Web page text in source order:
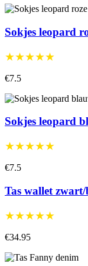
Sokjes leopard
★★★★★
€7.5
Sokjes leopard
★★★★★
€7.5
Tas wallet zwart/
★★★★★
€34.95